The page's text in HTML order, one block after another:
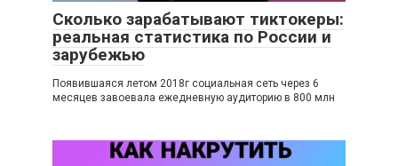
Сколько зарабатывают тиктокеры:
реальная статистика по России и
зарубежью
Появившаяся летом 2018г социальная сеть через 6
месяцев завоевала ежедневную аудиторию в 800 млн